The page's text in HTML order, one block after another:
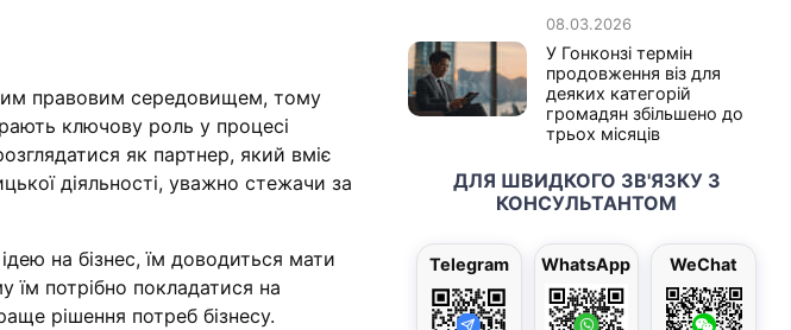
правовим середовищем, тому
ключову роль у процесі
як партнер, який вміє
діяльності, уважно стежачи за
на бізнес, їм доводиться мати
потрібно покладатися на
рішення потреб бізнесу.
08.03.2026
У Гонконзі термін
продовження віз для
деяких категорій
громадян збільшено до
трьох місяців
ДЛЯ ШВИДКОГО ЗВ'ЯЗКУ З
КОНСУЛЬТАНТОМ
Telegram WhatsApp WeChat